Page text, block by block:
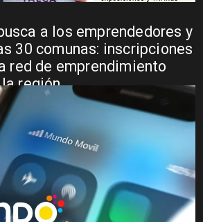
a los emprendedores y
30 comunas: inscripciones
red de emprendimiento
región